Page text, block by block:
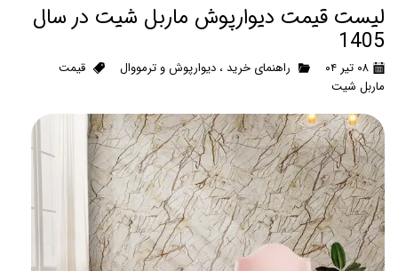
لیست قیمت دیوارپوش ماربل شیت در سال
1405
۰۸ تیر ۰۴ راهنمای خرید ، دیوارپوش و ترمووال
قیمت
ماربل شیت